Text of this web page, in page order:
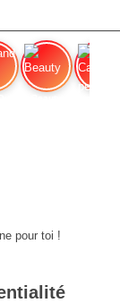
pour toi !